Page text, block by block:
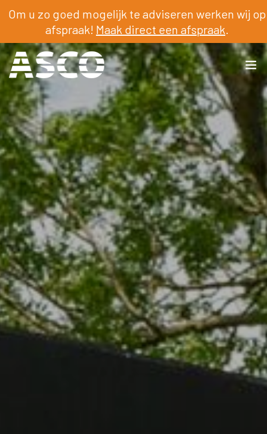
Om u zo goed mogelijk te adviseren werken wij op
afspraak! Maak direct een afspraak.